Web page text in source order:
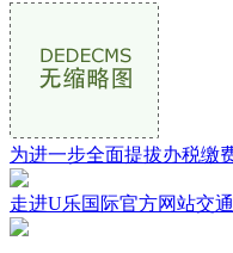
为进一步全面提拔办税缴
走进U乐国际官方网站交通